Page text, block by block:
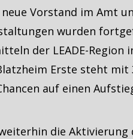
Vorstand im Amt
wurden
der LEADE-
Erste steht mit
auf einen
die